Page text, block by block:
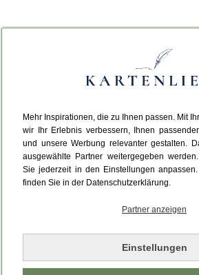
Mehr Inspirationen, die zu Ihnen passen. Mit
wir Ihr Erlebnis verbessern, Ihnen
und unsere Werbung relevanter gestalten.
ausgewählte Partner weitergegeben
Sie jederzeit in den Einstellungen
finden Sie in der Datenschutzerklärung.
Partner anzeigen
Einstellungen
Da ist etwas
Leider ist ein technischer
Bitte laden Sie die